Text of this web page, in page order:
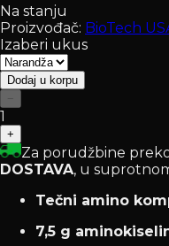
Na stanju
Proizvođač: BioTech
Izaberi ukus
Dodaj u korpu
−
1
+
Za porudžbine
DOSTAVA, u
Tečni amino
7,5 g